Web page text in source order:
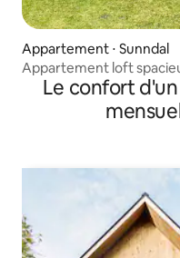
Appartement ⋅ Sunndal
Appartement loft
Le confort